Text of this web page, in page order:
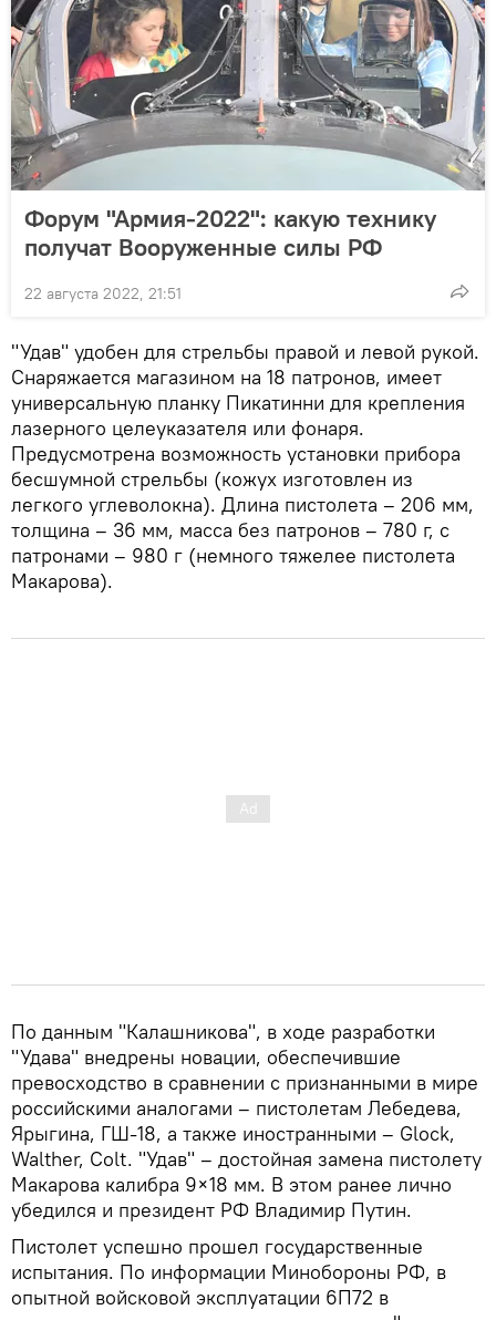
Форум "Армия-2022": какую технику
получат Вооруженные силы РФ
22 августа 2022, 21:51
"Удав" удобен для стрельбы правой и левой рукой.
Снаряжается магазином на 18 патронов, имеет
универсальную планку Пикатинни для крепления
лазерного целеуказателя или фонаря.
Предусмотрена возможность установки прибора
бесшумной стрельбы (кожух изготовлен из
легкого углеволокна). Длина пистолета – 206 мм,
толщина – 36 мм, масса без патронов – 780 г, с
патронами – 980 г (немного тяжелее пистолета
Макарова).
По данным "Калашникова", в ходе разработки
"Удава" внедрены новации, обеспечившие
превосходство в сравнении с признанными в мире
российскими аналогами – пистолетам Лебедева,
Ярыгина, ГШ-18, а также иностранными – Glock,
Walther, Colt. "Удав" – достойная замена пистолету
Макарова калибра 9×18 мм. В этом ранее лично
убедился и президент РФ Владимир Путин.
Пистолет успешно прошел государственные
испытания. По информации Минобороны РФ, в
опытной войсковой эксплуатации 6П72 в